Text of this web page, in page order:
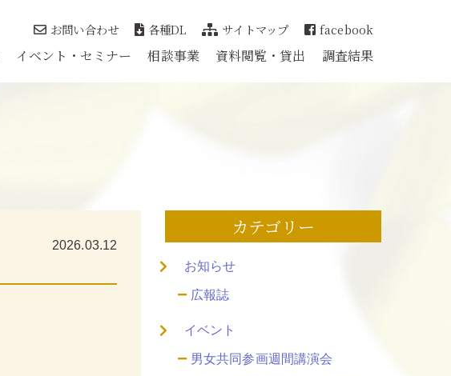
イベント・セミナー 相談事業 資料閲覧・貸出 調査結果
お問い合わせ 各種DL サイトマップ facebook
2026.03.12
カテゴリー
お知らせ
広報誌
イベント
男女共同参画週間講演会